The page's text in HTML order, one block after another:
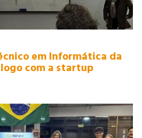
em Informática da
com a startup